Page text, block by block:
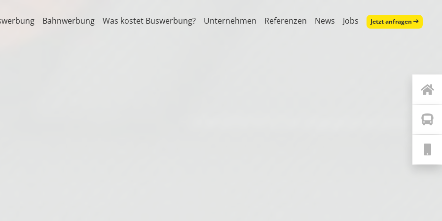
Bahnwerbung Was kostet Buswerbung? Unternehmen Referenzen News Jobs Jetzt anfragen